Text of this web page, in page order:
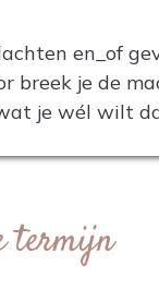
termijn